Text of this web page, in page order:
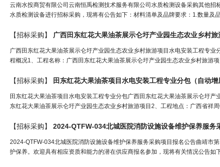
云南水投商贸有限公司云南恒禹检测技术服务有限公司水质检测设备采购其他
水质检测设备进行招标采购，现将有公告如下：材料清单及品牌要求：1.数量及
【招标采购】 广西田东红花大果油茶展示仑圩产业园生态农业乡村
广西田东红花大果油茶展示仑圩产业园生态农业乡村旅游项目水电安装工程专
程概况1、工程名称：广西田东红花大果油茶展示仑圩产业园生态农业乡村旅游
【招标采购】 田东红花大果油茶项目水电安装工程专业分包（自动
田东红花大果油茶项目水电安装工程专业分包广西田东红花大果油茶展示仑圩
东红花大果油茶展示仑圩产业园生态农业乡村旅游项目2、工程地点：广西省祥
【招标采购】 2024-QTFW-034北城医院消防设施设备维护保养服务
2024-QTFW-034北城医院消防设施设备维护保养服务采购项目报名公告曲靖市
护保养。欢迎具有相应资质和能力的潜在供应商报名参加，现将有关情况公告